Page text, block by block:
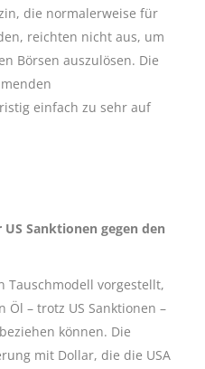
die normalerweise für
reichten nicht aus, um
Börsen auszulösen. Die
einfach zu sehr auf
Sanktionen gegen den
Tauschmodell vorgestellt,
– trotz US Sanktionen –
können. Die
mit Dollar, die die USA